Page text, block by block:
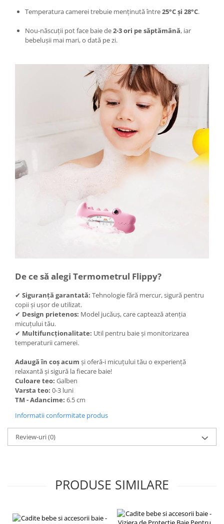
Pompe de transfer
Craciun
Accesorii si componente craciun
Decoratiuni luminoase exterioare &
Figurine si decoratiuni Craciun
Instalatii Craciun 220V
Instalatii cu baterii
Instalatii liniare si role de furtun
Instalatii Solare
Instalatii turturi-franjuri
Perdea 220V
Plasa 220V
Turturi/Franjuri 220V
Diverse pentru casa si camping
Balamale si zavoare
Broaste si clante
Accesorii litiere
Accesorii pentru animale
Aparate de Masaj
Articole si accesorii birou
Mobilier camping
Temperatura camerei trebuie menținută între25°C și 28°C.
Nou-născuții pot face baie de2-3 ori pe săptămână, iar
bebelușii mai mari, o dată pe zi.
De ce să alegi Termometrul Flippy?
✔ Siguranță garantată: Tehnologie fără mercur, sigură pentru
copii și ușor de utilizat.
✔ Design prietenos: Model jucăuș, care captează atenția
micuțului tău.
✔ Multifuncționalitate: Util pentru baie și monitorizarea
temperaturii camerei.
Adaugă în coș acum și oferă-i micuțului tău o experiență
relaxantă și sigură la fiecare baie!
Culoare teo: Galben
Varsta teo: 0-3 luni
TM - Adancime: 6.5 cm
Informatii conformitate produs
Review-uri(0)
PRODUSE SIMILARE